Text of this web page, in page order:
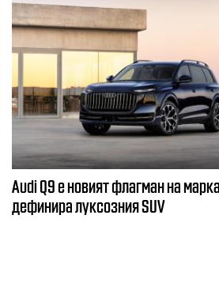
Audi Q9 е новият флагман на
дефинира луксозния SUV